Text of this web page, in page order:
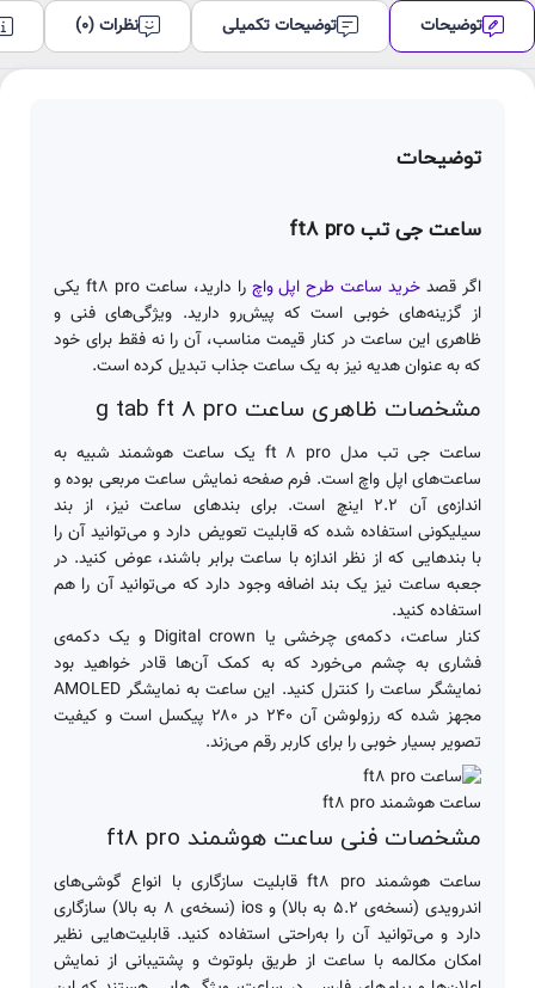
توضیحات توضیحات تکمیلی نظرات (0)
توضیحات
ساعت جی تب ft8 pro
اگر قصد خرید ساعت‌ طرح اپل واچ
را دارید، ساعت ft8 pro یکی
از گزینه‌های خوبی است که پیش‌رو دارید. ویژگی‌های فنی و
ظاهری این ساعت در کنار قیمت مناسب، آن را نه فقط برای خود
که به عنوان هدیه نیز به یک ساعت جذاب تبدیل کرده است.
مشخصات ظاهری ساعت g tab ft 8 pro
ساعت جی تب مدل ft 8 pro یک ساعت هوشمند شبیه به
ساعت‌های اپل واچ است. فرم صفحه نمایش ساعت مربعی بوده و
اندازه‌ی آن ۲.۲ اینچ است. برای بندهای ساعت نیز، از بند
سیلیکونی استفاده شده که قابلیت تعویض دارد و می‌توانید آن را
با بندهایی که از نظر اندازه با ساعت برابر باشند، عوض کنید. در
جعبه ساعت نیز یک بند اضافه وجود دارد که می‌توانید آن را هم
استفاده کنید.
کنار ساعت، دکمه‌ی چرخشی یا Digital crown و یک دکمه‌ی
فشاری به چشم می‌خورد که به کمک آن‌ها قادر خواهید بود
نمایشگر ساعت را کنترل کنید. این ساعت به نمایشگر AMOLED
مجهز شده که رزولوشن آن ۲۴۰ در ۲۸۰ پیکسل است و کیفیت
تصویر بسیار خوبی را برای کاربر رقم می‌زند.
ساعت هوشمند ft8 pro
مشخصات فنی ساعت هوشمند ft8 pro
ساعت هوشمند ft8 pro قابلیت سازگاری با انواع گوشی‌های
اندرویدی (نسخه‌ی ۵.۲ به بالا) و ios (نسخه‌ی ۸ به بالا) سازگاری
دارد و می‌توانید آن را به‌راحتی استفاده کنید. قابلیت‌هایی نظیر
امکان مکالمه با ساعت از طریق بلوتوث و پشتیبانی از نمایش